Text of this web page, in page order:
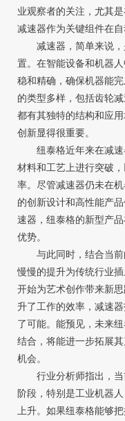
业观察者的关注，尤其
减速器作为关键组件在
减速器，简单来说，
置。在智能设备和机器
稳和精确，确保机器能
的类型多样，包括齿轮
都有其独特的结构和应
创新显得很重要。
纽泰格近年来在减速
材料和工艺上进行突破
率。尽管减速器仍未在
的创新设计和高性能产
速器，纽泰格的新型产
优势。
与此同时，结合当前
慢慢的提升为传统行业
开始为艺术创作带来新
升了工作的效率，减速
了可能。能预见，未来
结合，将能进一步拓展
机会。
行业分析师指出，当
阶段，特别是工业机器
上升。如果纽泰格能够